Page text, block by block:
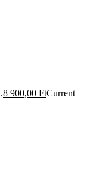
8 900,00 FtCurrent